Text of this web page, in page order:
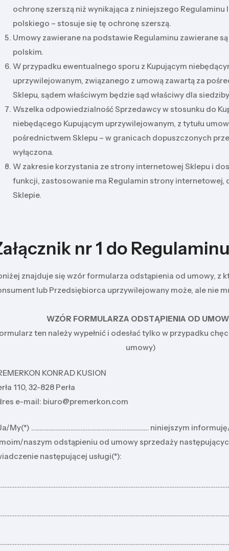
ochronę szerszą niż wynikająca z niniejszego Regulaminu
polskiego – stosuje się tę ochronę szerszą.
Umowy zawierane na podstawie Regulaminu zawierane
polskim.
W przypadku ewentualnego sporu z Kupującym
uprzywilejowanym, związanego z umową zawartą za
Sklepu, sądem właściwym będzie sąd właściwy dla
Wszelka odpowiedzialność Sprzedawcy w stosunku do
niebędącego Kupującym uprzywilejowanym, z tytułu
pośrednictwem Sklepu – w granicach dopuszczonych
wyłączona.
W zakresie korzystania ze strony internetowej Sklepu i
funkcji, zastosowanie ma Regulamin strony internetowej,
Sklepie.
nr 1 do
znajduje się wzór formularza odstąpienia od umowy, z
lub Przedsiębiorca uprzywilejowany może, ale nie
WZÓR FORMULARZA ODSTĄPIENIA OD
ten należy wypełnić i odesłać tylko w przypadku
umowy)
KONRAD KUSION
110, 32-828 Perła
e-mail: biuro@premerkon.com
My(*) …………………………………………………………… niniejszym
naszym odstąpieniu od umowy sprzedaży
następującej usługi(*):